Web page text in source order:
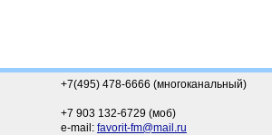
+7(495) 478-6666 (многоканальный)
+7 903 132-6729 (моб)
e-mail: favorit-fm@mail.ru